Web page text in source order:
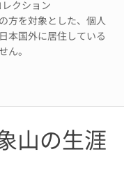
クション
方を対象とした、個人
本国外に居住している
ん。
山の生涯